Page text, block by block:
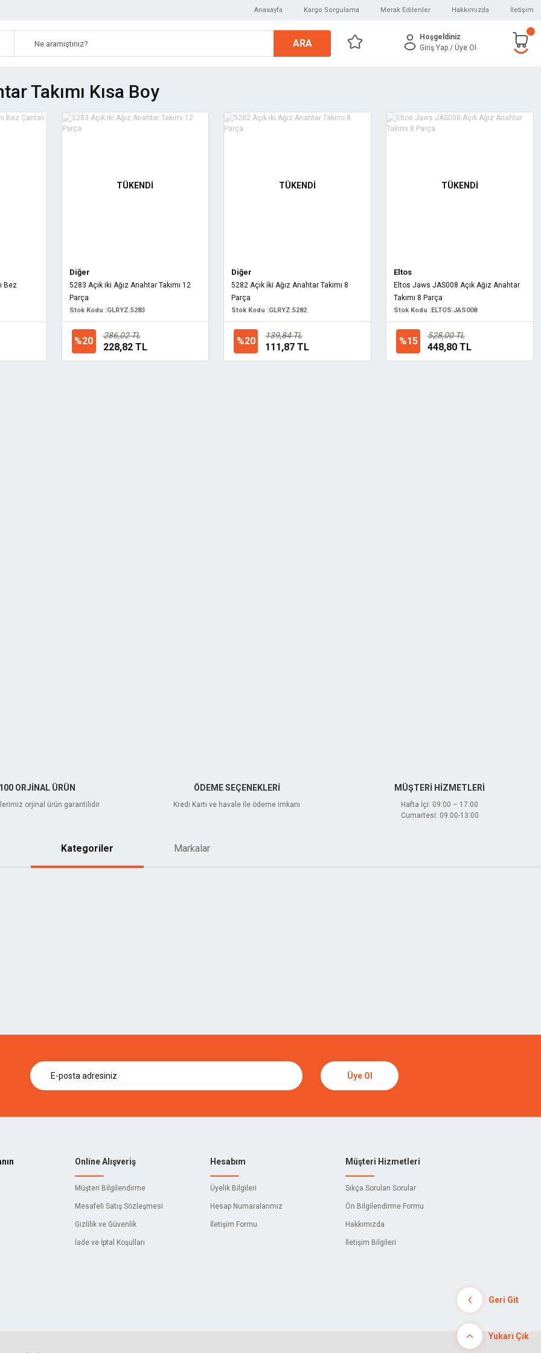
Anasayfa Kargo Sorgulama Merak Edilenler Hakkımızda İletişim
ARA
Hoşgeldiniz
Giriş Yap / Üye Ol
Takımı Kısa Boy
Bez
TÜKENDİ
Diğer
5283 Açık iki Ağız Anahtar Takımı 12
Parça
Stok Kodu :GLRYZ.5283
%20 286,02 TL
228,82 TL
TÜKENDİ
Diğer
5282 Açık iki Ağız Anahtar Takımı 8
Parça
Stok Kodu :GLRYZ.5282
%20 139,84 TL
111,87 TL
TÜKENDİ
Eltos
Eltos Jaws JAS008 Açık Ağız Anahtar
Takımı 8 Parça
Stok Kodu :ELTOS.JAS008
%15 528,00 TL
448,80 TL
ORJİNAL ÜRÜN
orjinal ürün garantilidir
ÖDEME SEÇENEKLERİ
Kredi Kartı ve havale ile ödeme imkanı
MÜŞTERİ HİZMETLERİ
Hafta İçi: 09:00 – 17:00
Cumartesi: 09:00-13:00
Kategoriler Markalar
Üye Ol
Online Alışveriş
Müşteri Bilgilendirme
Mesafeli Satış Sözleşmesi
Gizlilik ve Güvenlik
İade ve İptal Koşulları
Hesabım
Üyelik Bilgileri
Hesap Numaralarımız
İletişim Formu
Müşteri Hizmetleri
Sıkça Sorulan Sorular
Ön Bilgilendirme Formu
Hakkımızda
İletişim Bilgileri
Geri Git
Yukarı Çık